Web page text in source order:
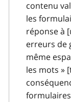
contenu
les
réponse à
erreurs de
même
les mots »